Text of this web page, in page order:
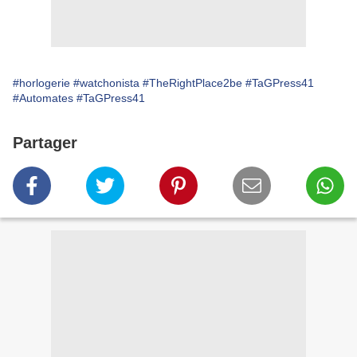
#horlogerie #watchonista #TheRightPlace2be #TaGPress41
#Automates #TaGPress41
Partager